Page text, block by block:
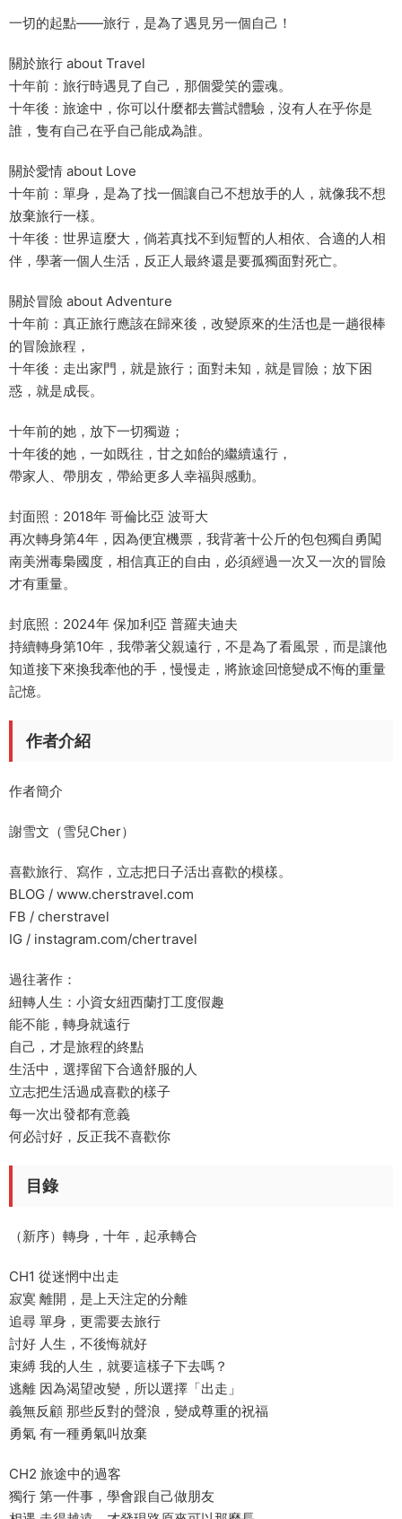
一切的起點——旅行，是為了遇見另一個自己！
關於旅行 about Travel
十年前：旅行時遇見了自己，那個愛笑的靈魂。
十年後：旅途中，你可以什麼都去嘗試體驗，沒有人在乎你是
誰，隻有自己在乎自己能成為誰。
關於愛情 about Love
十年前：單身，是為了找一個讓自己不想放手的人，就像我不想
放棄旅行一樣。
十年後：世界這麼大，倘若真找不到短暫的人相依、合適的人相
伴，學著一個人生活，反正人最終還是要孤獨面對死亡。
關於冒險 about Adventure
十年前：真正旅行應該在歸來後，改變原來的生活也是一趟很棒
的冒險旅程，
十年後：走出家門，就是旅行；面對未知，就是冒險；放下困
惑，就是成長。
十年前的她，放下一切獨遊；
十年後的她，一如既往，甘之如飴的繼續遠行，
帶家人、帶朋友，帶給更多人幸福與感動。
封面照：2018年 哥倫比亞 波哥大
再次轉身第4年，因為便宜機票，我背著十公斤的包包獨自勇闖
南美洲毒梟國度，相信真正的自由，必須經過一次又一次的冒險
才有重量。
封底照：2024年 保加利亞 普羅夫迪夫
持續轉身第10年，我帶著父親遠行，不是為了看風景，而是讓他
知道接下來換我牽他的手，慢慢走，將旅途回憶變成不悔的重量
記憶。
作者介紹
作者簡介
謝雪文（雪兒Cher）
喜歡旅行、寫作，立志把日子活出喜歡的模樣。
BLOG / www.cherstravel.com
FB / cherstravel
IG / instagram.com/chertravel
過往著作：
紐轉人生：小資女紐西蘭打工度假趣
能不能，轉身就遠行
自己，才是旅程的終點
生活中，選擇留下合適舒服的人
立志把生活過成喜歡的樣子
每一次出發都有意義
何必討好，反正我不喜歡你
目錄
（新序）轉身，十年，起承轉合
CH1 從迷惘中出走
寂寞 離開，是上天注定的分離
追尋 單身，更需要去旅行
討好 人生，不後悔就好
束縛 我的人生，就要這樣子下去嗎？
逃離 因為渴望改變，所以選擇「出走」
義無反顧 那些反對的聲浪，變成尊重的祝福
勇氣 有一種勇氣叫放棄
CH2 旅途中的過客
獨行 第一件事，學會跟自己做朋友